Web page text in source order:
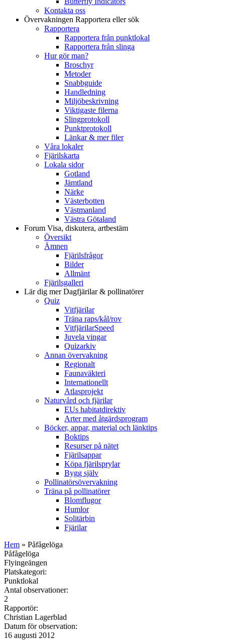
Kontakta oss
Övervakningen Rapportera eller sök
Rapportera
Rapportera från punktlokal
Rapportera från slinga
Hur gör man?
Broschyr
Metoder
Snabbguide
Handledning
Miljöbeskrivning
Viktigaste filerna
Slingprotokoll
Punktprotokoll
Länkar & mer filer
Våra lokaler
Fjärilskarta
Lokala sidor
Gotland
Jämtland
Närke
Västerbotten
Västmanland
Västra Götaland
Forum Visa, diskutera, artbestäm
Översikt
Ämnen
Fjärilsfrågor
Bilder
Allmänt
Fjärilsgalleri
Lär dig merDagfjärilar & pollinatörer
Quiz
Vitfjärilar
Träna raps/kål/rov
VitfjärilarSpeed
Juvela vingar
Quizarkiv
Annan övervakning
Regionalt
Faunaväkteri
Internationellt
Atlasprojekt
Naturvård och fjärilar
EUs habitatdirektiv
Arter med åtgärdsprogram
Böcker, appar, material och länktips
Boktips
Resurser på nätet
Fjärilsappar
Köpa fjärilsprylar
Bygg själv
Pollinatörsövervakning
Träna på pollinatörer
Blomflugor
Humlor
Solitärbin
Fjärilar
Hem » Påfågelöga
Påfågelöga
Flyingeängen
Platskategori:
Punktlokal
Antal observationer:
2
Rapportör:
Christian Lagerblad
Datum för observation:
16 augusti 2012